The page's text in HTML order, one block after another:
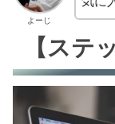
よーじ
【ステ